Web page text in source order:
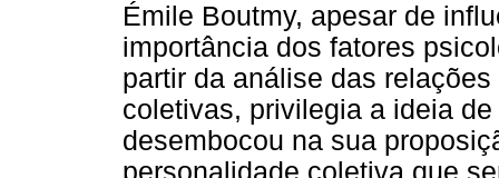
Émile Boutmy, apesar de
importância dos fatores
partir da análise das
coletivas, privilegia a ideia
desembocou na sua